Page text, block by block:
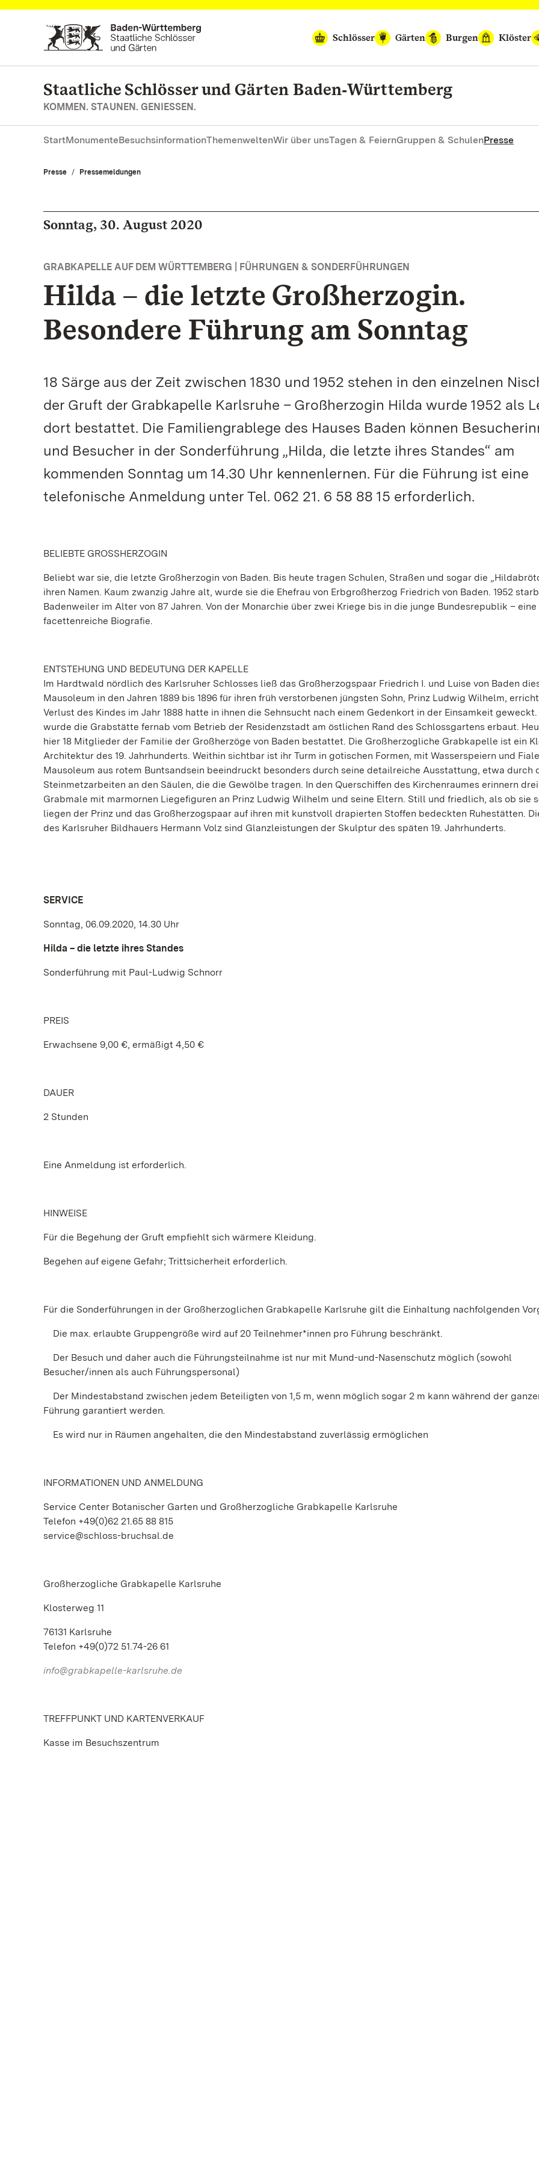
Zum Hauptinhalt springen
Schlösser
Gärten Burgen Klöster
Staatliche Schlösser und Gärten Baden‑Württemberg
KOMMEN. STAUNEN. GENIESSEN.
StartMonumenteBesuchsinformationThemenweltenWir über unsTagen & FeiernGruppen & SchulenPresse
Presse Pressemeldungen
Sonntag, 30. August 2020
GRABKAPELLE AUF DEM WÜRTTEMBERG | FÜHRUNGEN & SONDERFÜHRUNGEN
Hilda – die letzte Großherzogin.
Besondere Führung am Sonntag
18 Särge aus der Zeit zwischen 1830 und 1952 stehen in den einzelnen
der Gruft der Grabkapelle Karlsruhe – Großherzogin Hilda wurde 1952 als
dort bestattet. Die Familiengrablege des Hauses Baden können
und Besucher in der Sonderführung „Hilda, die letzte ihres Standes“ am
kommenden Sonntag um 14.30 Uhr kennenlernen. Für die Führung ist eine
telefonische Anmeldung unter Tel. 062 21. 6 58 88 15 erforderlich.
BELIEBTE GROSSHERZOGIN
Beliebt war sie, die letzte Großherzogin von Baden. Bis heute tragen Schulen, Straßen und sogar die
ihren Namen. Kaum zwanzig Jahre alt, wurde sie die Ehefrau von Erbgroßherzog Friedrich von Baden. 1952
Badenweiler im Alter von 87 Jahren. Von der Monarchie über zwei Kriege bis in die junge Bundesrepublik – eine
facettenreiche Biografie.
ENTSTEHUNG UND BEDEUTUNG DER KAPELLE
Im Hardtwald nördlich des Karlsruher Schlosses ließ das Großherzogspaar Friedrich I. und Luise von Baden
Mausoleum in den Jahren 1889 bis 1896 für ihren früh verstorbenen jüngsten Sohn, Prinz Ludwig Wilhelm,
Verlust des Kindes im Jahr 1888 hatte in ihnen die Sehnsucht nach einem Gedenkort in der Einsamkeit
wurde die Grabstätte fernab vom Betrieb der Residenzstadt am östlichen Rand des Schlossgartens erbaut.
hier 18 Mitglieder der Familie der Großherzöge von Baden bestattet. Die Großherzogliche Grabkapelle ist ein
Architektur des 19. Jahrhunderts. Weithin sichtbar ist ihr Turm in gotischen Formen, mit Wasserspeiern und
Mausoleum aus rotem Buntsandsein beeindruckt besonders durch seine detailreiche Ausstattung, etwa durch
Steinmetzarbeiten an den Säulen, die die Gewölbe tragen. In den Querschiffen des Kirchenraumes erinnern drei
Grabmale mit marmornen Liegefiguren an Prinz Ludwig Wilhelm und seine Eltern. Still und friedlich, als ob sie
liegen der Prinz und das Großherzogspaar auf ihren mit kunstvoll drapierten Stoffen bedeckten Ruhestätten.
des Karlsruher Bildhauers Hermann Volz sind Glanzleistungen der Skulptur des späten 19. Jahrhunderts.
SERVICE
Sonntag, 06.09.2020, 14.30 Uhr
Hilda – die letzte ihres Standes
Sonderführung mit Paul-Ludwig Schnorr
PREIS
Erwachsene 9,00 €, ermäßigt 4,50 €
DAUER
2 Stunden
Eine Anmeldung ist erforderlich.
HINWEISE
Für die Begehung der Gruft empfiehlt sich wärmere Kleidung.
Begehen auf eigene Gefahr; Trittsicherheit erforderlich.
Für die Sonderführungen in der Großherzoglichen Grabkapelle Karlsruhe gilt die Einhaltung nachfolgenden
Die max. erlaubte Gruppengröße wird auf 20 Teilnehmer*innen pro Führung beschränkt.
Der Besuch und daher auch die Führungsteilnahme ist nur mit Mund-und-Nasenschutz möglich (sowohl
Besucher/innen als auch Führungspersonal)
Der Mindestabstand zwischen jedem Beteiligten von 1,5 m, wenn möglich sogar 2 m kann während der
Führung garantiert werden.
Es wird nur in Räumen angehalten, die den Mindestabstand zuverlässig ermöglichen
INFORMATIONEN UND ANMELDUNG
Service Center Botanischer Garten und Großherzogliche Grabkapelle Karlsruhe
Telefon +49(0)62 21.65 88 815
service@schloss-bruchsal.de
Großherzogliche Grabkapelle Karlsruhe
Klosterweg 11
76131 Karlsruhe
Telefon +49(0)72 51.74-26 61
info@grabkapelle-karlsruhe.de
TREFFPUNKT UND KARTENVERKAUF
Kasse im Besuchszentrum